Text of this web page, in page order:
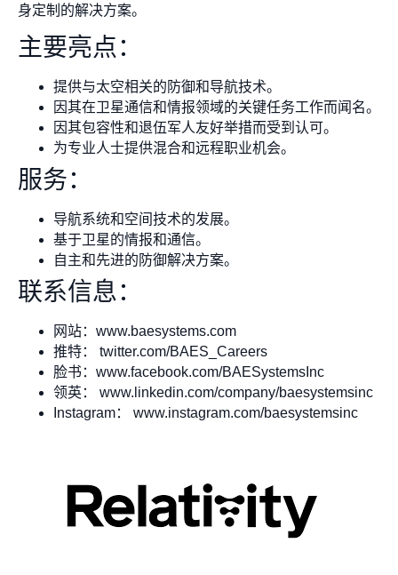
身定制的解决方案。
主要亮点：
提供与太空相关的防御和导航技术。
因其在卫星通信和情报领域的关键任务工作而闻名。
因其包容性和退伍军人友好举措而受到认可。
为专业人士提供混合和远程职业机会。
服务：
导航系统和空间技术的发展。
基于卫星的情报和通信。
自主和先进的防御解决方案。
联系信息：
网站：www.baesystems.com
推特： twitter.com/BAES_Careers
脸书：www.facebook.com/BAESystemsInc
领英： www.linkedin.com/company/baesystemsinc
Instagram： www.instagram.com/baesystemsinc